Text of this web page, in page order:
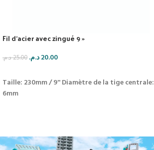
Fil d’acier avec zingué 9 »
25.00د.م. 20.00د.م.
Taille: 230mm / 9''Diamètre de la tige centrale:
6mm